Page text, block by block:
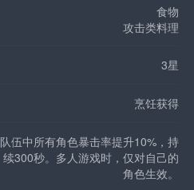
食物
攻击类料理
3星
烹饪获得
队伍中所有角色暴击率提升10%，持
续300秒。多人游戏时，仅对自己的
角色生效。